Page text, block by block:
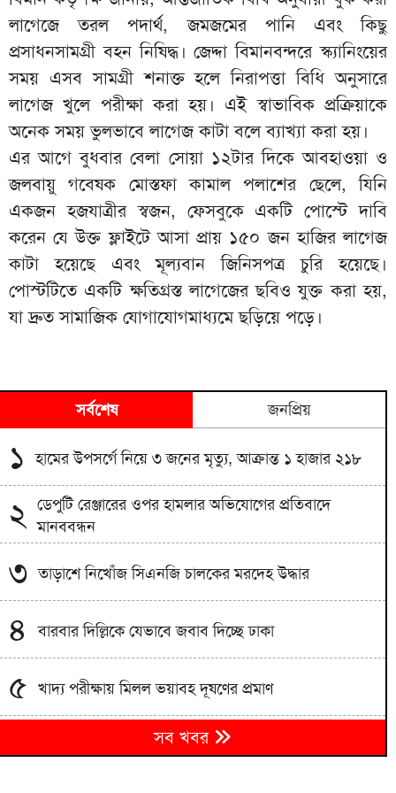
লাগেজে তরল পদার্থ, জমজমের পানি এবং কিছু
প্রসাধনসামগ্রী বহন নিষিদ্ধ। জেদ্দা বিমানবন্দরে স্ক্যানিংয়ের
সময় এসব সামগ্রী শনাক্ত হলে নিরাপত্তা বিধি অনুসারে
লাগেজ খুলে পরীক্ষা করা হয়। এই স্বাভাবিক প্রক্রিয়াকে
অনেক সময় ভুলভাবে লাগেজ কাটা বলে ব্যাখ্যা করা হয়।
এর আগে বুধবার বেলা সোয়া ১২টার দিকে আবহাওয়া ও
জলবায়ু গবেষক মোস্তফা কামাল পলাশের ছেলে, যিনি
একজন হজযাত্রীর স্বজন, ফেসবুকে একটি পোস্টে দাবি
করেন যে উক্ত ফ্লাইটে আসা প্রায় ১৫০ জন হাজির লাগেজ
কাটা হয়েছে এবং মূল্যবান জিনিসপত্র চুরি হয়েছে।
পোস্টটিতে একটি ক্ষতিগ্রস্ত লাগেজের ছবিও যুক্ত করা হয়,
যা দ্রুত সামাজিক যোগাযোগমাধ্যমে ছড়িয়ে পড়ে।
সর্বশেষ জনপ্রিয়
১ হামের উপসর্গে নিয়ে ৩ জনের মৃত্যু, আক্রান্ত ১ হাজার ২১৮
২ ডেপুটি রেঞ্জারের ওপর হামলার অভিযোগের প্রতিবাদে
মানববন্ধন
৩ তাড়াশে নিখোঁজ সিএনজি চালকের মরদেহ উদ্ধার
৪ বারবার দিল্লিকে যেভাবে জবাব দিচ্ছে ঢাকা
৫ খাদ্য পরীক্ষায় মিলল ভয়াবহ দূষণের প্রমাণ
৬
আইনের সহিত সংঘাতে জড়িত দুই শিশুকে আটক করেছে
বাড্ডা থানা পুলিশ
সব খবর